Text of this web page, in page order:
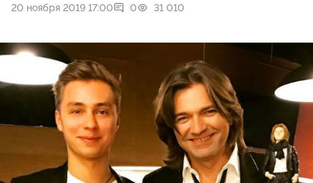
20 ноября 2019 17:00 0 31 010